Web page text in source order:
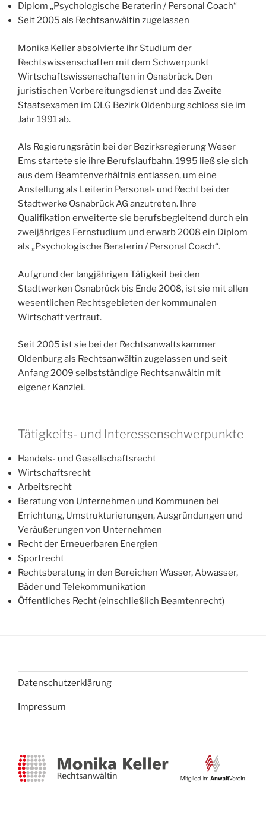
Diplom „Psychologische Beraterin / Personal Coach“
Seit 2005 als Rechtsanwältin zugelassen
Monika Keller absolvierte ihr Studium der
Rechtswissenschaften mit dem Schwerpunkt
Wirtschaftswissenschaften in Osnabrück. Den
juristischen Vorbereitungsdienst und das Zweite
Staatsexamen im OLG Bezirk Oldenburg schloss sie im
Jahr 1991 ab.
Als Regierungsrätin bei der Bezirksregierung Weser
Ems startete sie ihre Berufslaufbahn. 1995 ließ sie sich
aus dem Beamtenverhältnis entlassen, um eine
Anstellung als Leiterin Personal- und Recht bei der
Stadtwerke Osnabrück AG anzutreten. Ihre
Qualifikation erweiterte sie berufsbegleitend durch ein
zweijähriges Fernstudium und erwarb 2008 ein Diplom
als „Psychologische Beraterin / Personal Coach“.
Aufgrund der langjährigen Tätigkeit bei den
Stadtwerken Osnabrück bis Ende 2008, ist sie mit allen
wesentlichen Rechtsgebieten der kommunalen
Wirtschaft vertraut.
Seit 2005 ist sie bei der Rechtsanwaltskammer
Oldenburg als Rechtsanwältin zugelassen und seit
Anfang 2009 selbstständige Rechtsanwältin mit
eigener Kanzlei.
Tätigkeits- und Interessenschwerpunkte
Handels- und Gesellschaftsrecht
Wirtschaftsrecht
Arbeitsrecht
Beratung von Unternehmen und Kommunen bei
Errichtung, Umstrukturierungen, Ausgründungen und
Veräußerungen von Unternehmen
Recht der Erneuerbaren Energien
Sportrecht
Rechtsberatung in den Bereichen Wasser, Abwasser,
Bäder und Telekommunikation
Öffentliches Recht (einschließlich Beamtenrecht)
Datenschutzerklärung
Impressum